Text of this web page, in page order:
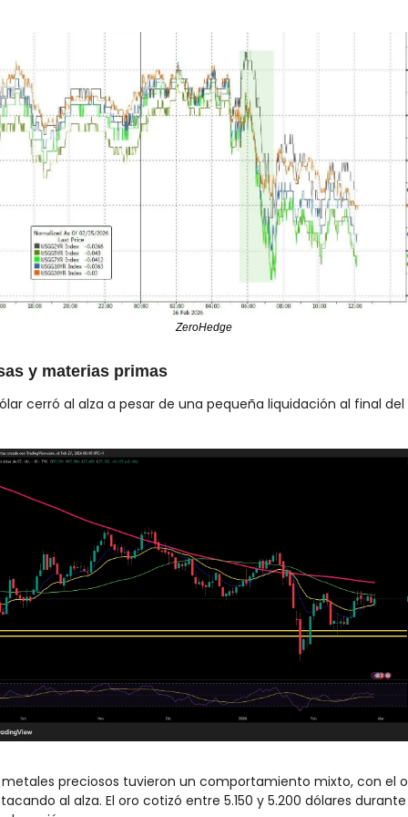
ZeroHedge
y materias primas
cerró al alza a pesar de una pequeña liquidación al final del
metales preciosos tuvieron un comportamiento mixto, con el
al alza. El oro cotizó entre 5.150 y 5.200 dólares durante